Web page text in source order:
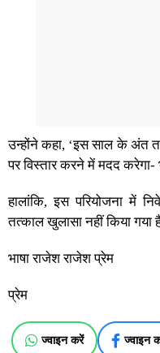
उन्होंने कहा, ‘इस साल के अंत
पर विस्तार करने में मदद
हालांकि, इस परियोजना में
तत्काल खुलासा नहीं किया गया
भाषा राजेश राजेश प्रेम
प्रेम
ज्वाइन करें ज्वाइन